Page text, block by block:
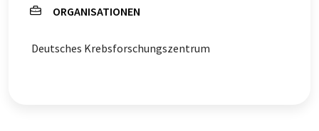
ORGANISATIONEN
Deutsches Krebsforschungszentrum